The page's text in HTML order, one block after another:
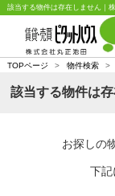
該当する物件は存在しません｜
TOPページ > 物件検索 >
該当する物件は
お探しの
下記